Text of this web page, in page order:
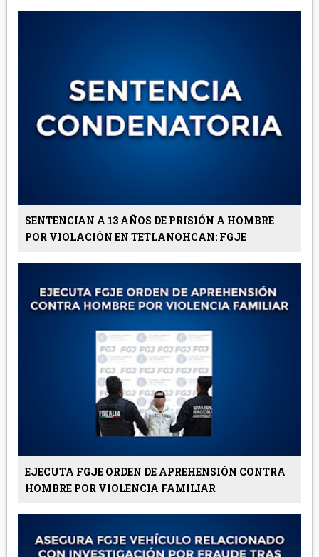
SENTENCIAN A 13 AÑOS DE PRISIÓN A HOMBRE
POR VIOLACIÓN EN TETLANOHCAN: FGJE
EJECUTA FGJE ORDEN DE APREHENSIÓN CONTRA
HOMBRE POR VIOLENCIA FAMILIAR